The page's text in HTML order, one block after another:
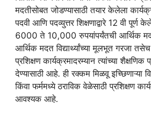
मदतीसोबत जोडण्यासाठी तयार केलेला
पदवी आणि पदव्युत्तर शिक्षणाद्वारे 12 वी पूर्ण
6000 ते 10,000 रुपयांपर्यंतची आर्थिक
आर्थिक मदत विद्यार्थ्यांच्या मूलभूत गरजा
प्रशिक्षण कार्यक्रमादरम्यान त्यांच्या शैक्षणिक
देण्यासाठी आहे. ही रक्कम मिळवू इच्छिणाऱ्या
किंवा फर्ममध्ये ठराविक वेळेसाठी प्रशिक्षण
आवश्यक आहे.